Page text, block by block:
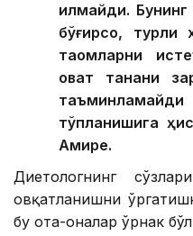
қилмайди.
бўғирсоқ,
таомларни
овқат танани
тўпланишига
Амире.
Диетологнинг
овқатланишни
бу ота-оналар ўрнак